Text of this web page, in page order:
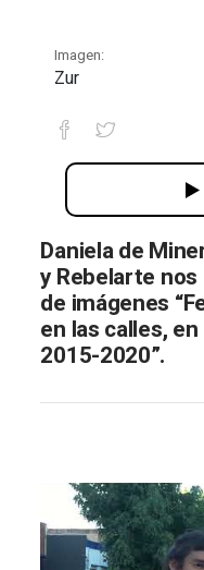
Imagen:
Zur
Daniela de
y Rebelarte
de imágenes
en las calles,
2015-2020”.